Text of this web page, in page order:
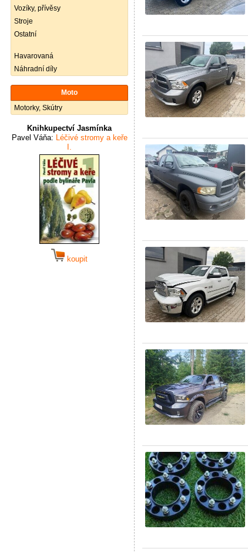
Vozíky, přívěsy
Stroje
Ostatní
Havarovaná
Náhradní díly
Moto
Motorky, Skútry
Knihkupectví Jasmínka
Pavel Váňa: Léčivé stromy a keře
I.
koupit